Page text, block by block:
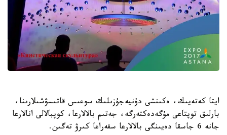
ايتا كەتەيىك، ەكىنشى دۇنيەجۇزىلىك سوعىس قاتىسۋشىلارىنا،
بارلىق توپتاعى مۇگەدەكتەرگە، جەتىم بالالارعا، كوپبالالى انالارعا
جانە 6 جاسقا دەيىنگى بالالارعا سفەراعا كىرۋ تەگىن.